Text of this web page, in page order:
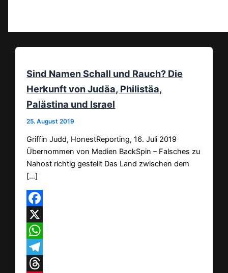
Sind Namen Schall und Rauch? Die
Herkunft von Judäa, Philistäa,
Palästina und Israel
25. August 2019
Griffin Judd, HonestReporting, 16. Juli 2019
Übernommen von Medien BackSpin – Falsches zu
Nahost richtig gestellt Das Land zwischen dem
[…]
Facebook
X
WhatsApp
Telegram